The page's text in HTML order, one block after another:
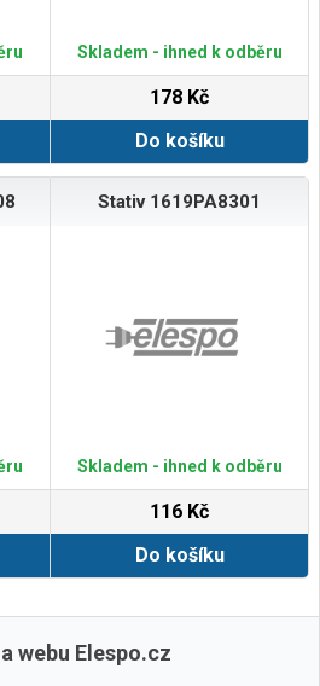
Skladem - ihned k odběru
178 Kč
Do košíku
Stativ 1619PA8301
Skladem - ihned k odběru
116 Kč
Do košíku
další
webu Elespo.cz